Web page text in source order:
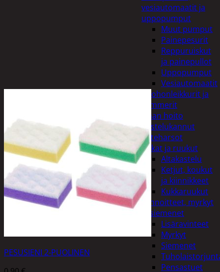
vesiautomaatit ja
uppopumput
Muut pumput
Painepesurit
Reppuruiskut
ja painepullot
Uppopumput
Vesiautomaatit
Ruohonleikkurit ja
trimmerit
Puutarhan hoito
Kastelukannut
Kateharsot
Kukat ja ruukut
Altakastelu
Ketjut, koukut
ja kiinnikkeet
Kukkaruukut
Lannoitteet, myrkyt
ja siemenet
Lisäravinteet
Myrkyt
Siemenet
Pensastuet
PESUSIENI 2-PUOLINEN